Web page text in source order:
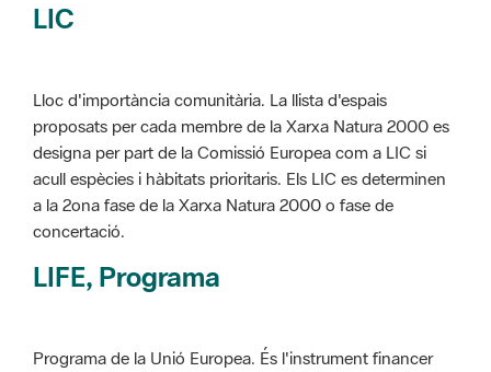
LIC
Lloc d'importància comunitària. La llista d'espais
proposats per cada membre de la Xarxa Natura 2000 es
designa per part de la Comissió Europea com a LIC si
acull espècies i hàbitats prioritaris. Els LIC es determinen
a la 2ona fase de la Xarxa Natura 2000 o fase de
concertació.
LIFE, Programa
Programa de la Unió Europea. És l'instrument financer